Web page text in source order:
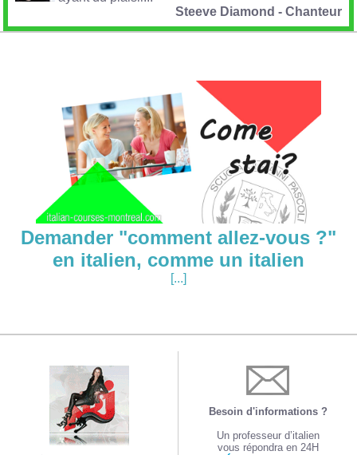
Steeve Diamond - Chanteur
Demander "comment allez-vous ?"
en italien, comme un italien
[...]
Besoin d'informations ?
Un professeur d’italien
vous répondra en 24H